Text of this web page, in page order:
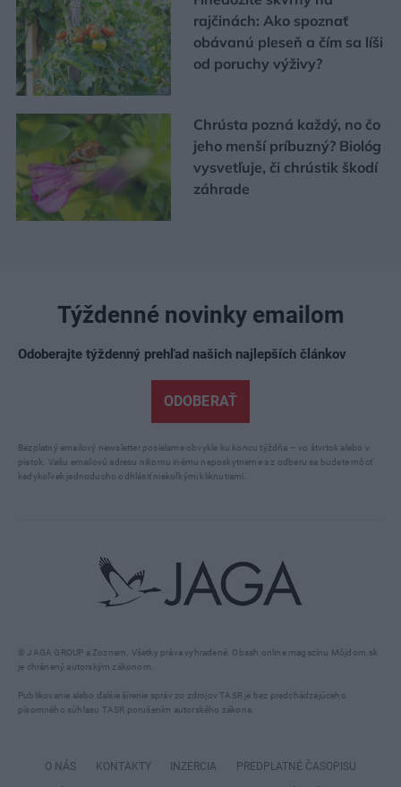
rajčinách: Ako spoznať
obávanú pleseň a čím sa líši
od poruchy výživy?
Chrústa pozná každý, no čo
jeho menší príbuzný? Biológ
vysvetľuje, či chrústik škodí
záhrade
© JAGA GROUP a Zoznam. Všetky práva vyhradené. Obsah online magazínu Môjdom.sk
je chránený autorským zákonom.
Publikovanie alebo ďalšie šírenie správ zo zdrojov TASR je bez predchádzajúceho
písomného súhlasu TASR porušením autorského zákona.
Týždenné novinky emailom
Odoberajte týždenný prehľad našich najlepších článkov
ODOBERAŤ
Bezplatný emailový newsletter posielame obvykle ku koncu týždňa – vo štvrtok alebo v
piatok. Vašu emailovú adresu nikomu inému neposkytneme a z odberu sa budete môcť
kedykoľvek jednoducho odhlásiť niekoľkými kliknutiami.
O NÁS KONTAKTY INZERCIA PREDPLATNÉ ČASOPISU